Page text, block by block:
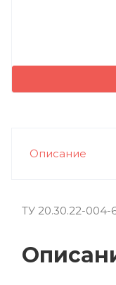
Описание
ТУ 20.30.22-004-